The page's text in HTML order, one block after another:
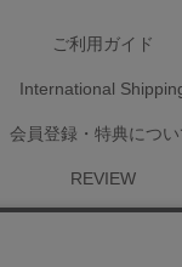
ご利用ガイド
International
会員登録・特典につい
REVIEW